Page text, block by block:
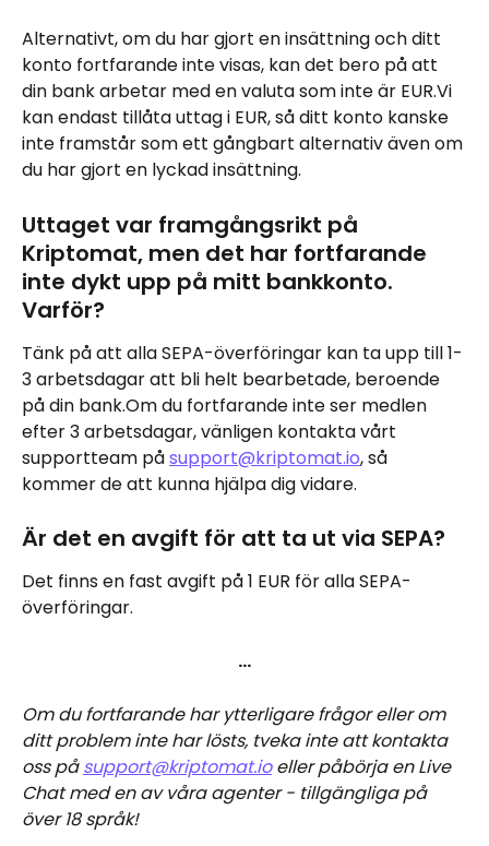
Alternativt, om du har gjort en insättning och ditt
konto fortfarande inte visas, kan det bero på att
din bank arbetar med en valuta som inte är EUR.Vi
kan endast tillåta uttag i EUR, så ditt konto kanske
inte framstår som ett gångbart alternativ även om
du har gjort en lyckad insättning.
Uttaget var framgångsrikt på
Kriptomat, men det har fortfarande
inte dykt upp på mitt bankkonto.
Varför?
Tänk på att alla SEPA-överföringar kan ta upp till 1-
3 arbetsdagar att bli helt bearbetade, beroende
på din bank.Om du fortfarande inte ser medlen
efter 3 arbetsdagar, vänligen kontakta vårt
supportteam på support@kriptomat.io, så
kommer de att kunna hjälpa dig vidare.
Är det en avgift för att ta ut via SEPA?
Det finns en fast avgift på 1 EUR för alla SEPA-
överföringar.
…
Om du fortfarande har ytterligare frågor eller om
ditt problem inte har lösts, tveka inte att kontakta
oss på support@kriptomat.io eller påbörja en Live
Chat med en av våra agenter - tillgängliga på
över 18 språk!